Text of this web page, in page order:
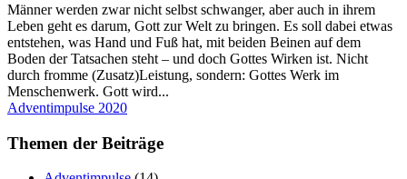
Männer werden zwar nicht selbst schwanger, aber auch in ihrem
Leben geht es darum, Gott zur Welt zu bringen. Es soll dabei etwas
entstehen, was Hand und Fuß hat, mit beiden Beinen auf dem
Boden der Tatsachen steht – und doch Gottes Wirken ist. Nicht
durch fromme (Zusatz)Leistung, sondern: Gottes Werk im
Menschenwerk. Gott wird...
Adventimpulse 2020
Themen der Beiträge